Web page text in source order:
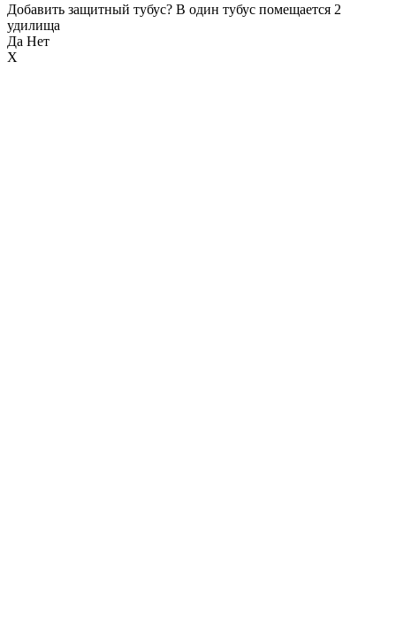
Добавить защитный тубус? В один тубус помещается 2
удилища
Да Нет
X